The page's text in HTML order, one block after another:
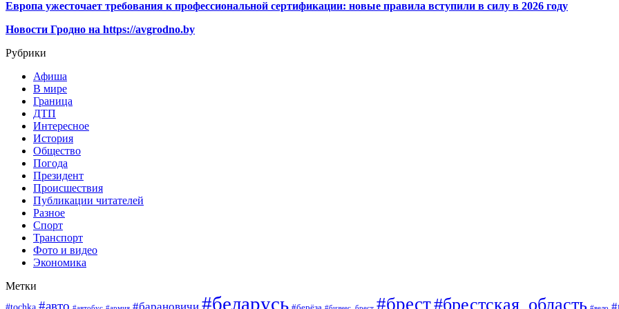
Европа ужесточает требования к профессиональной сертификации: новые правила вступили в силу в 2026 году
Новости Гродно на https://avgrodno.by
Рубрики
Афиша
В мире
Граница
ДТП
Интересное
История
Общество
Погода
Президент
Происшествия
Публикации читателей
Разное
Спорт
Транспорт
Фото и видео
Экономика
Метки
#авто #беларусь #брест#брестская_область